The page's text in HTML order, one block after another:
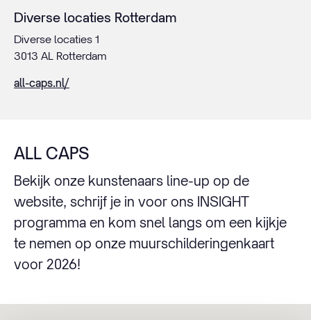
Diverse locaties Rotterdam
Diverse locaties 1
3013 AL Rotterdam
all-caps.nl/
ALL CAPS
Bekijk onze kunstenaars line-up op de
website, schrijf je in voor ons INSIGHT
programma en kom snel langs om een kijkje
te nemen op onze muurschilderingenkaart
voor 2026!